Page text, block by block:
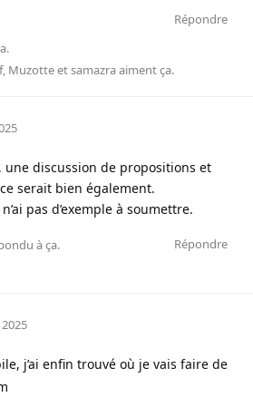
Répondre
, Muzotteetsamazraaiment ça.
une discussion de propositions et
serait bien également.
pas d’exemple à soumettre.
Répondre
à ça.
j’ai enfin trouvé où je vais faire de